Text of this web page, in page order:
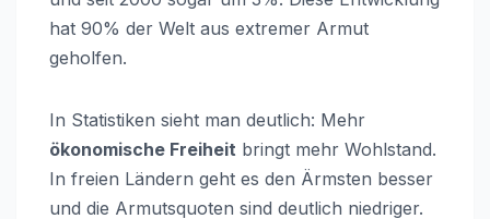
hat 90% der Welt aus extremer Armut
geholfen.
In Statistiken sieht man deutlich: Mehr
ökonomische Freiheit bringt mehr Wohlstand.
In freien Ländern geht es den Ärmsten besser
und die Armutsquoten sind deutlich niedriger.